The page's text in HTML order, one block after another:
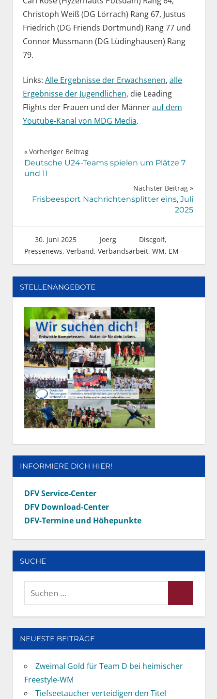
Christoph Weiß (DG Lörrach) Rang 67, Justus
Friedrich (DG Friends Dortmund) Rang 77 und
Connor Mussmann (DG Lüdinghausen) Rang
79.
Links: Alle Ergebnisse der Erwachsenen, alle
Ergebnisse der Jugendlichen, die Leading
Flights der Frauen und der Männerauf dem
Youtube-Kanal von MDG Media.
Beitragsnavigation
Vorheriger Beitrag
Deutsche U24-Teams spielen um Plätze 7
und 11
Nächster Beitrag
Frisbeesport Nachrichtensplitter eins, Juli
2025
30. Juni 2025 Joerg Discgolf,
Pressenews, Verband, Verbandsarbeit, WM, EM
STELLENANGEBOTE
INFORMIERE DICH HIER!
DFV Service-Center
DFV Download-Center
DFV-Termine und Höhepunkte
SUCHE
Suchen
NEUESTE BEITRÄGE
Zweimal Gold für Team D bei heimischer
Freestyle-WM
Tiefseetaucher verteidigen den Titel